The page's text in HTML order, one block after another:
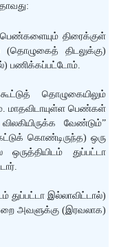
பெண்களையும் திரைக்குள்
திடலுக்கு)
பணிக்கப்பட்டோம்.
தொழுகையிலும்
மாதவிடாயுள்ள பெண்கள்
வேண்டும்”
கொண்டிருந்த) ஒரு
துப்பட்டா
இல்லாவிட்டால்)
அவளுக்கு (இரவலாக)